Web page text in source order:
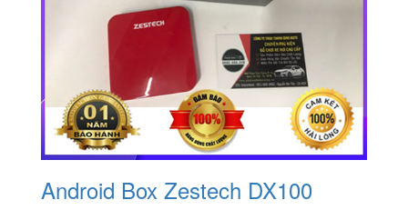
Android Box Zestech DX100